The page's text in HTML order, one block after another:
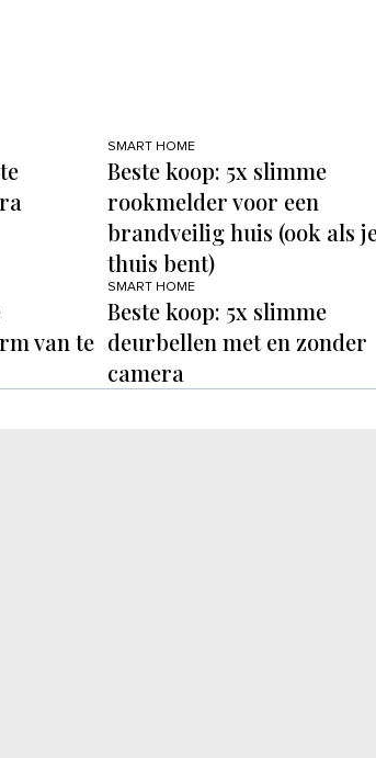
SMART HOME
Beste koop: 5x slimme
rookmelder voor een
brandveilig huis (ook als
thuis bent)
van te
SMART HOME
Beste koop: 5x slimme
deurbellen met en zonder
camera